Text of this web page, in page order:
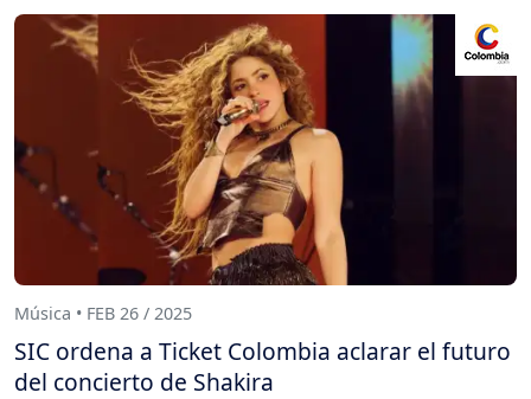
Música • FEB 26 / 2025
SIC ordena a Ticket Colombia aclarar el futuro
del concierto de Shakira